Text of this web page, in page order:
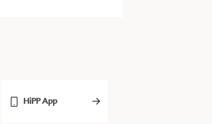
HiPP App